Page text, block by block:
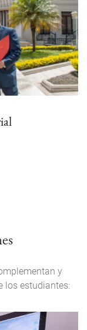
y
los estudiantes: